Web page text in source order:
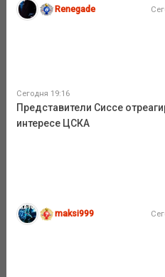
Renegade
Сегодня 19:16
Представители Сиссе
интересе ЦСКА
maksi999